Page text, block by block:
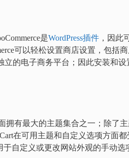
是WordPress插件 ，因此
可以轻松设置商店设置，包括
的电子商务平台；因此安装和设
拥有最大的主题集合之一；除了
在可用主题和自定义选项方面
于自定义或更改网站外观的手动选